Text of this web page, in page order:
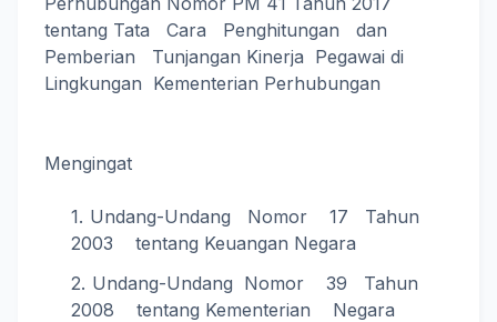
tentang Tata Cara Penghitungan dan
Pemberian Tunjangan Kinerja Pegawai di
Lingkungan Kementerian Perhubungan
Mengingat
Undang-Undang Nomor 17 Tahun
2003 tentang Keuangan Negara
Undang-Undang Nomor 39 Tahun
2008 tentang Kementerian Negara